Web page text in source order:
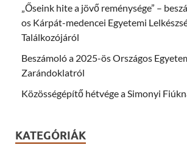
„Őseink hite a jövő reménysége” –
os Kárpát-medencei Egyetemi
Találkozójáról
Beszámoló a 2025-ös Országos
Zarándoklatról
Közösségépítő hétvége a Simonyi
KATEGÓRIÁK